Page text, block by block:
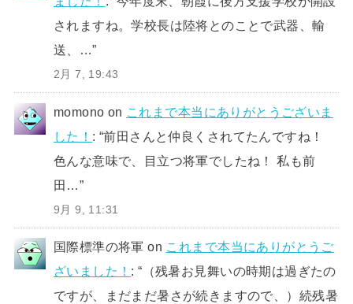
されますね。学校長は陸将とのことで武器、輸
送、…”
2月 7, 19:43
momono on これまで本当にありがとうございま
した！ : “前田さんと仲良くされてたんですね！
色んな意味で、目立つ将軍でしたね！ 私も前
田…”
9月 9, 11:31
国際標準の将軍 on これまで本当にありがとうご
ざいました！ : “ （残暑お見舞いの時期は過ぎたの
ですが、まだまだ暑さが続きますので、）続残暑